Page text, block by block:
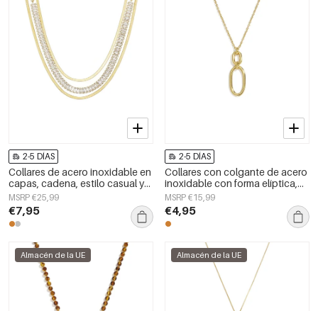
2-5 DÍAS
Collares de acero inoxidable en
capas, cadena, estilo casual y
sencillo para uso diario, joyería
para mujer.
MSRP €25,99
€7,95
2-5 DÍAS
Collares con colgante de acero
inoxidable con forma elíptica,
sencillos, de la serie Daily
Simple para mujer.
MSRP €15,99
€4,95
Almacén de la UE Almacén de la UE